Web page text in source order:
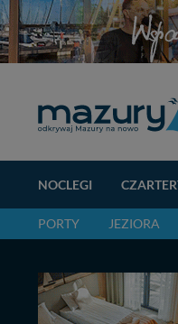
NOCLEGI
PORTY JEZIORA